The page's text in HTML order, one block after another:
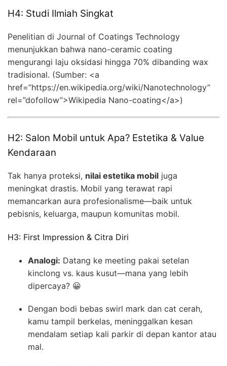
H4: Studi Ilmiah Singkat
Penelitian di Journal of Coatings Technology
menunjukkan bahwa nano-ceramic coating
mengurangi laju oksidasi hingga 70% dibanding wax
tradisional. (Sumber: <a
href=”https://en.wikipedia.org/wiki/Nanotechnology”
rel=”dofollow”>Wikipedia Nano-coating</a>)
H2: Salon Mobil untuk Apa? Estetika & Value
Kendaraan
Tak hanya proteksi, nilai estetika mobil juga
meningkat drastis. Mobil yang terawat rapi
memancarkan aura profesionalisme—baik untuk
pebisnis, keluarga, maupun komunitas mobil.
H3: First Impression & Citra Diri
Analogi: Datang ke meeting pakai setelan
kinclong vs. kaus kusut—mana yang lebih
dipercaya? 😀
Dengan bodi bebas swirl mark dan cat cerah,
kamu tampil berkelas, meninggalkan kesan
mendalam setiap kali parkir di depan kantor atau
mal.